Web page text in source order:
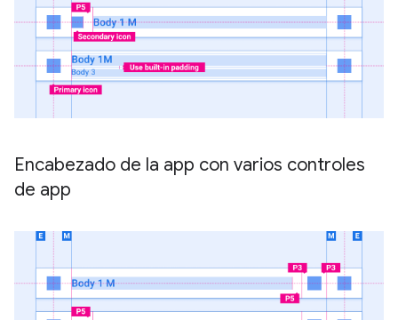
Encabezado de la app con varios controles
de app